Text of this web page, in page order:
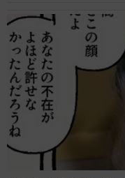
――今と昔、それぞれ
しょうか？
「昔から長女の私が一
たので、弟たちはそれ
います。今も昔も、仲
人生まれてからは、特
からもとても慕われて